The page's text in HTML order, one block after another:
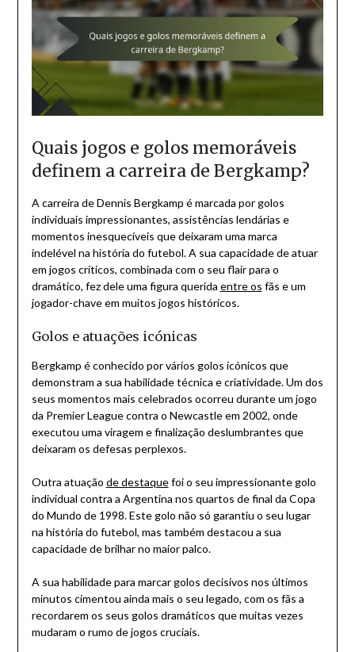
Quais jogos e golos memoráveis
definem a carreira de Bergkamp?
A carreira de Dennis Bergkamp é marcada por golos
individuais impressionantes, assistências lendárias e
momentos inesquecíveis que deixaram uma marca
indelével na história do futebol. A sua capacidade de atuar
em jogos críticos, combinada com o seu flair para o
dramático, fez dele uma figura querida entre os fãs e um
jogador-chave em muitos jogos históricos.
Golos e atuações icónicas
Bergkamp é conhecido por vários golos icónicos que
demonstram a sua habilidade técnica e criatividade. Um dos
seus momentos mais celebrados ocorreu durante um jogo
da Premier League contra o Newcastle em 2002, onde
executou uma viragem e finalização deslumbrantes que
deixaram os defesas perplexos.
Outra atuação de destaquefoi o seu impressionante golo
individual contra a Argentina nos quartos de final da Copa
do Mundo de 1998. Este golo não só garantiu o seu lugar
na história do futebol, mas também destacou a sua
capacidade de brilhar no maior palco.
A sua habilidade para marcar golos decisivos nos últimos
minutos cimentou ainda mais o seu legado, com os fãs a
recordarem os seus golos dramáticos que muitas vezes
mudaram o rumo de jogos cruciais.